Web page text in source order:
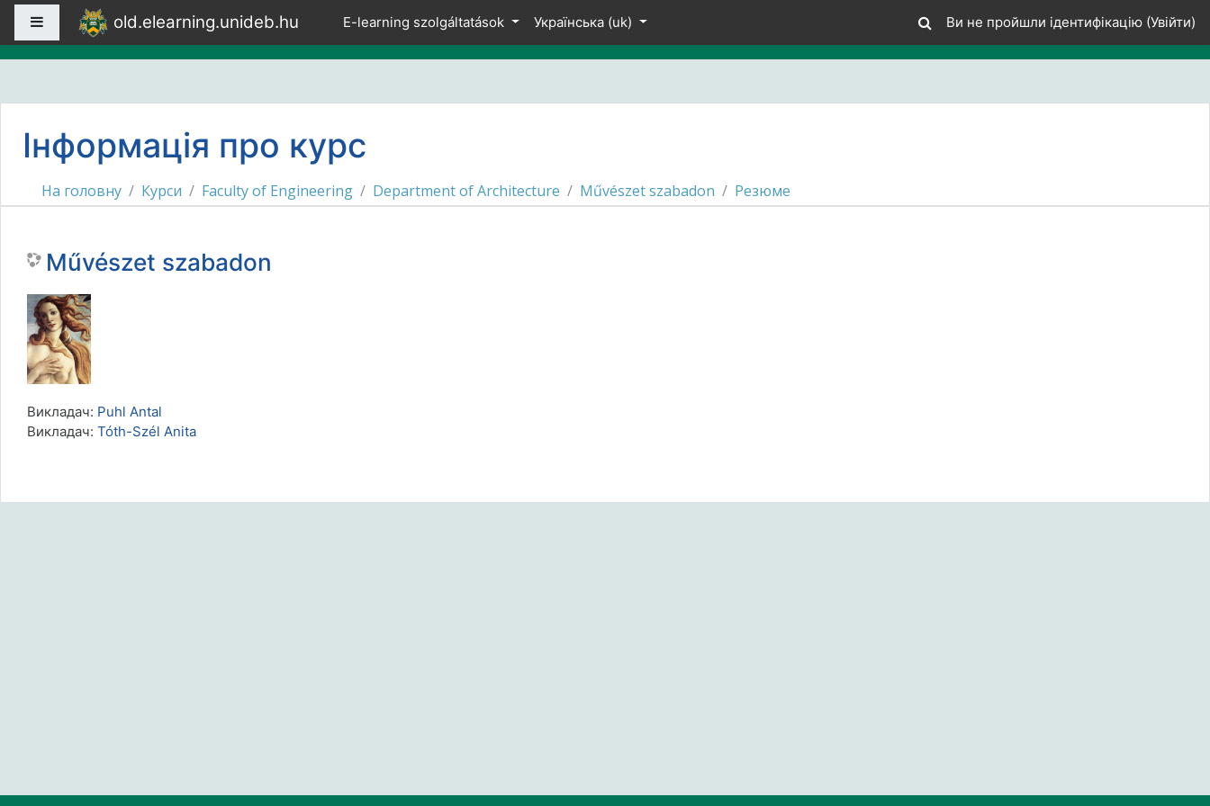
Перейти до головного вмісту
Бокова панельold.elearning.unideb.hu E-learning szolgáltatások Українська ‎(uk)‎ Ви не пройшли ідентифікацію (Увійти)
Інформація про курс
На головну Курси Faculty of Engineering Department of Architecture Művészet szabadon Резюме
Művészet szabadon
Викладач: Puhl Antal
Викладач: Tóth-Szél Anita